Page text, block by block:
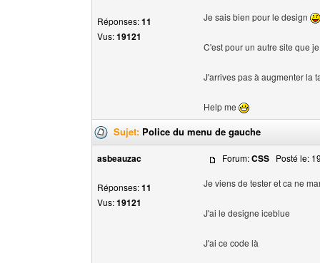
Réponses:11
Vus:19121
Je sais bien pour le design
C'est pour un autre site que
J'arrives pas à augmenter la
Help me
Sujet: Police du menu de gauche
asbeauzac
Réponses:11
Vus:19121
Forum:CSS Posté le:
Je viens de tester et ca ne
J'ai le designe iceblue
J'ai ce code là